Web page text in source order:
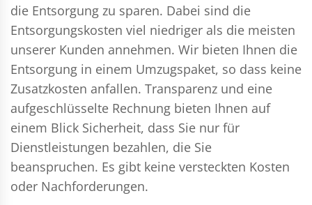
die Entsorgung zu sparen. Dabei sind die
Entsorgungskosten viel niedriger als die meisten
unserer Kunden annehmen. Wir bieten Ihnen die
Entsorgung in einem Umzugspaket, so dass keine
Zusatzkosten anfallen. Transparenz und eine
aufgeschlüsselte Rechnung bieten Ihnen auf
einem Blick Sicherheit, dass Sie nur für
Dienstleistungen bezahlen, die Sie
beanspruchen. Es gibt keine versteckten Kosten
oder Nachforderungen.